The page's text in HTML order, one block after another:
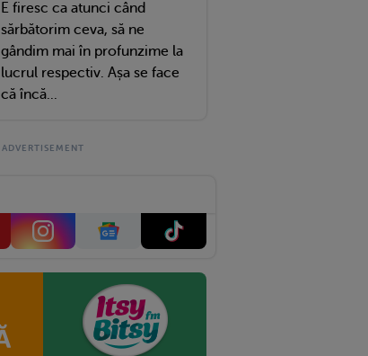
E firesc ca atunci când
sărbătorim ceva, să ne
gândim mai în profunzime la
lucrul respectiv. Așa se face
că încă...